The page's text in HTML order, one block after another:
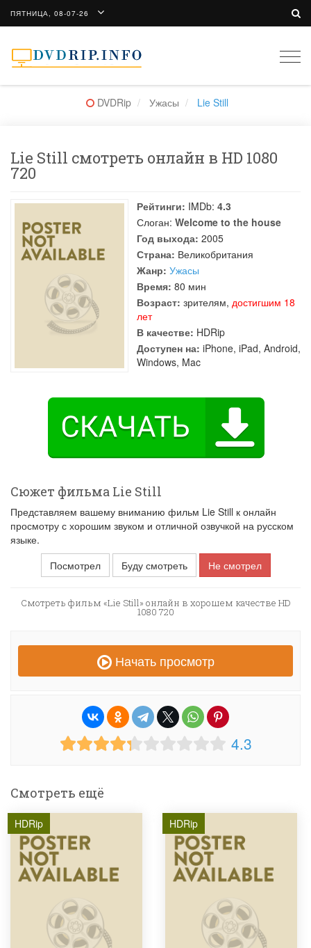
ПЯТНИЦА, 08-07-26
DVDRip Ужасы Lie Still
Lie Still смотреть онлайн в HD 1080
720
Рейтинги: IMDb: 4.3
Слоган: Welcome to the house
Год выхода: 2005
Страна: Великобритания
Жанр: Ужасы
Время: 80 мин
Возраст: зрителям, достигшим 18
лет
В качестве: HDRip
Доступен на: iPhone, iPad, Android,
Windows, Mac
Сюжет фильма Lie Still
Представляем вашему вниманию фильм Lie Still к онлайн
просмотру с хорошим звуком и отличной озвучкой на русском
языке.
Посмотрел
Буду смотреть Не смотрел
Смотреть фильм «Lie Still» онлайн в хорошем качестве HD
1080 720
Начать просмотр
4.3
Смотреть ещё
HDRip HDRip